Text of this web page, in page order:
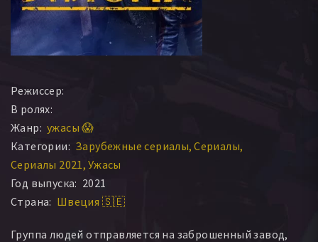
Режиссер:
В ролях:
Жанр: ужасы 😱
Категории: Зарубежные сериалы Сериалы
Сериалы 2021 Ужасы
Год выпуска: 2021
Страна: Швеция 🇸🇪
Группа людей отправляется на заброшенный завод,